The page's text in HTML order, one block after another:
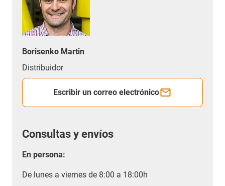
Borisenko Martin
Distribuidor
Escribir un correo electrónico
Consultas y envíos
En persona:
De lunes a viernes de 8:00 a 18:00h